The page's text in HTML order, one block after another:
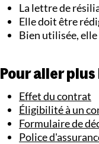
La lettre de
Elle doit être
Bien utilisée,
Pour aller plus
Effet du contrat
Éligibilité à un
Formulaire de
Police